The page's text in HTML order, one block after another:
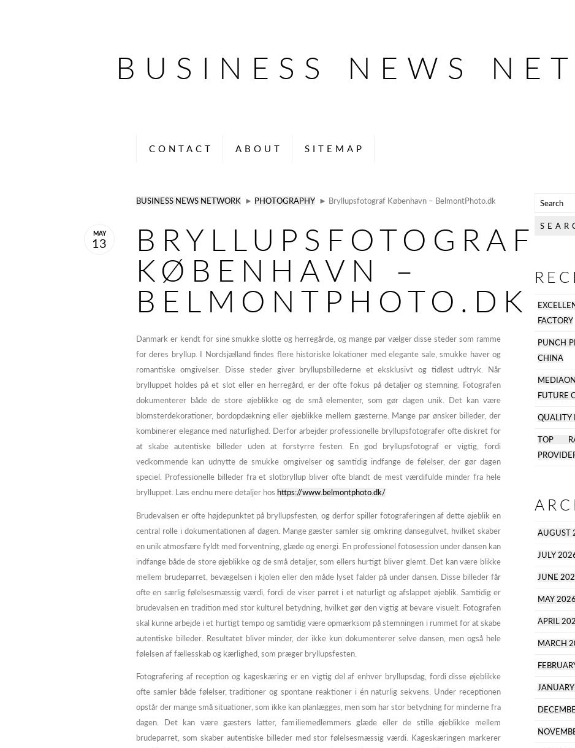
BUSINESS NEWS
CONTACT ABOUT SITEMAP
BUSINESS NEWS NETWORK ► PHOTOGRAPHY ► Bryllupsfotograf København – BelmontPhoto.dk
BRYLLUPSFOTOGRAF
KØBENHAVN –
BELMONTPHOTO.DK
MAY
13
Danmark er kendt for sine smukke slotte og herregårde, og mange par vælger disse steder som ramme
for deres bryllup. I Nordsjælland findes flere historiske lokationer med elegante sale, smukke haver og
romantiske omgivelser. Disse steder giver bryllupsbillederne et eksklusivt og tidløst udtryk. Når
brylluppet holdes på et slot eller en herregård, er der ofte fokus på detaljer og stemning. Fotografen
dokumenterer både de store øjeblikke og de små elementer, som gør dagen unik. Det kan være
blomsterdekorationer, bordopdækning eller øjeblikke mellem gæsterne. Mange par ønsker billeder, der
kombinerer elegance med naturlighed. Derfor arbejder professionelle bryllupsfotografer ofte diskret for
at skabe autentiske billeder uden at forstyrre festen. En god bryllupsfotograf er vigtig, fordi
vedkommende kan udnytte de smukke omgivelser og samtidig indfange de følelser, der gør dagen
speciel. Professionelle billeder fra et slotbryllup bliver ofte blandt de mest værdifulde minder fra hele
brylluppet. Læs endnu mere detaljer hos https://www.belmontphoto.dk/
Brudevalsen er ofte højdepunktet på bryllupsfesten, og derfor spiller fotograferingen af dette øjeblik en
central rolle i dokumentationen af dagen. Mange gæster samler sig omkring dansegulvet, hvilket skaber
en unik atmosfære fyldt med forventning, glæde og energi. En professionel fotosession under dansen kan
indfange både de store øjeblikke og de små detaljer, som ellers hurtigt bliver glemt. Det kan være blikke
mellem brudeparret, bevægelsen i kjolen eller den måde lyset falder på under dansen. Disse billeder får
ofte en særlig følelsesmæssig værdi, fordi de viser parret i et naturligt og afslappet øjeblik. Samtidig er
brudevalsen en tradition med stor kulturel betydning, hvilket gør den vigtig at bevare visuelt. Fotografen
skal kunne arbejde i et hurtigt tempo og samtidig være opmærksom på stemningen i rummet for at skabe
autentiske billeder. Resultatet bliver minder, der ikke kun dokumenterer selve dansen, men også hele
følelsen af fællesskab og kærlighed, som præger bryllupsfesten.
Fotografering af reception og kageskæring er en vigtig del af enhver bryllupsdag, fordi disse øjeblikke
ofte samler både følelser, traditioner og spontane reaktioner i én naturlig sekvens. Under receptionen
opstår der mange små situationer, som ikke kan planlægges, men som har stor betydning for minderne fra
dagen. Det kan være gæsters latter, familiemedlemmers glæde eller de stille øjeblikke mellem
brudeparret, som skaber autentiske billeder med stor følelsesmæssig værdi. Kageskæringen markerer
FACTORY
PUNCH
CHINA
FUTURE
QUALITY
TOP
AUGUST
JULY
JUNE
MAY 2026
APRIL
MARCH